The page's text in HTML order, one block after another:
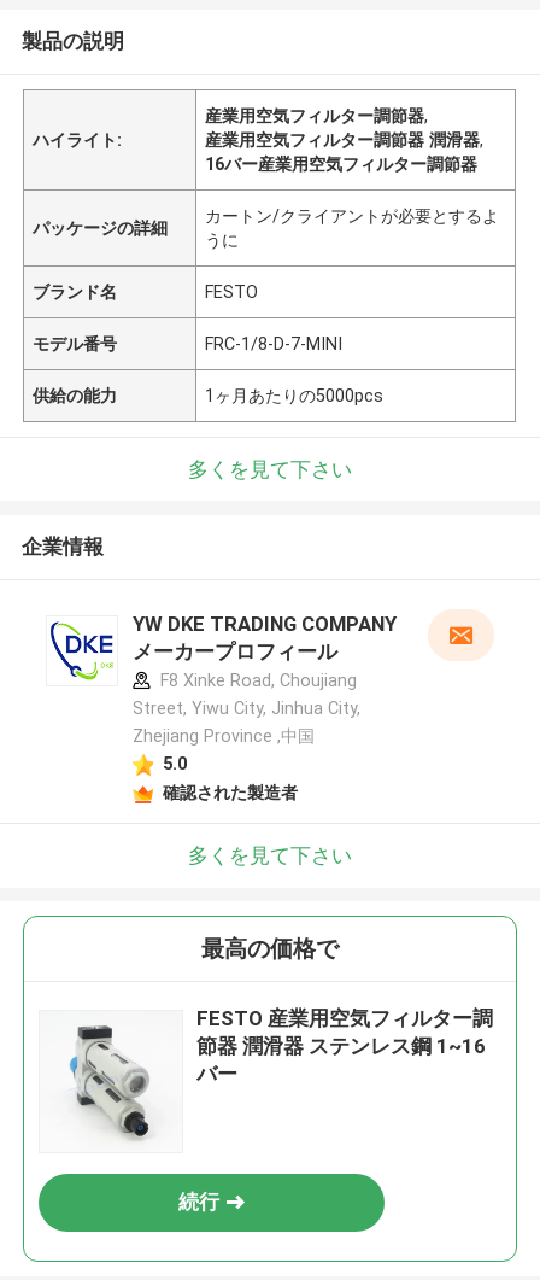
製品の説明
ハイライト:
産業用空気フィルター調節器,
産業用空気フィルター調節器 潤滑器,
16バー産業用空気フィルター調節器
パッケージの詳細
カートン/クライアントが必要とするよ
うに
ブランド名 FESTO
モデル番号 FRC-1/8-D-7-MINI
供給の能力 1ヶ月あたりの5000pcs
多くを見て下さい
企業情報
YW DKE TRADING COMPANY
メーカープロフィール
F8 Xinke Road, Choujiang
Street, Yiwu City, Jinhua City,
Zhejiang Province ,中国
5.0
確認された製造者
多くを見て下さい
最高の価格で
FESTO 産業用空気フィルター調
節器 潤滑器 ステンレス鋼 1~16
バー
続行